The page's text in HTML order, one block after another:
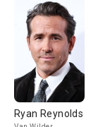
Ryan Reynolds